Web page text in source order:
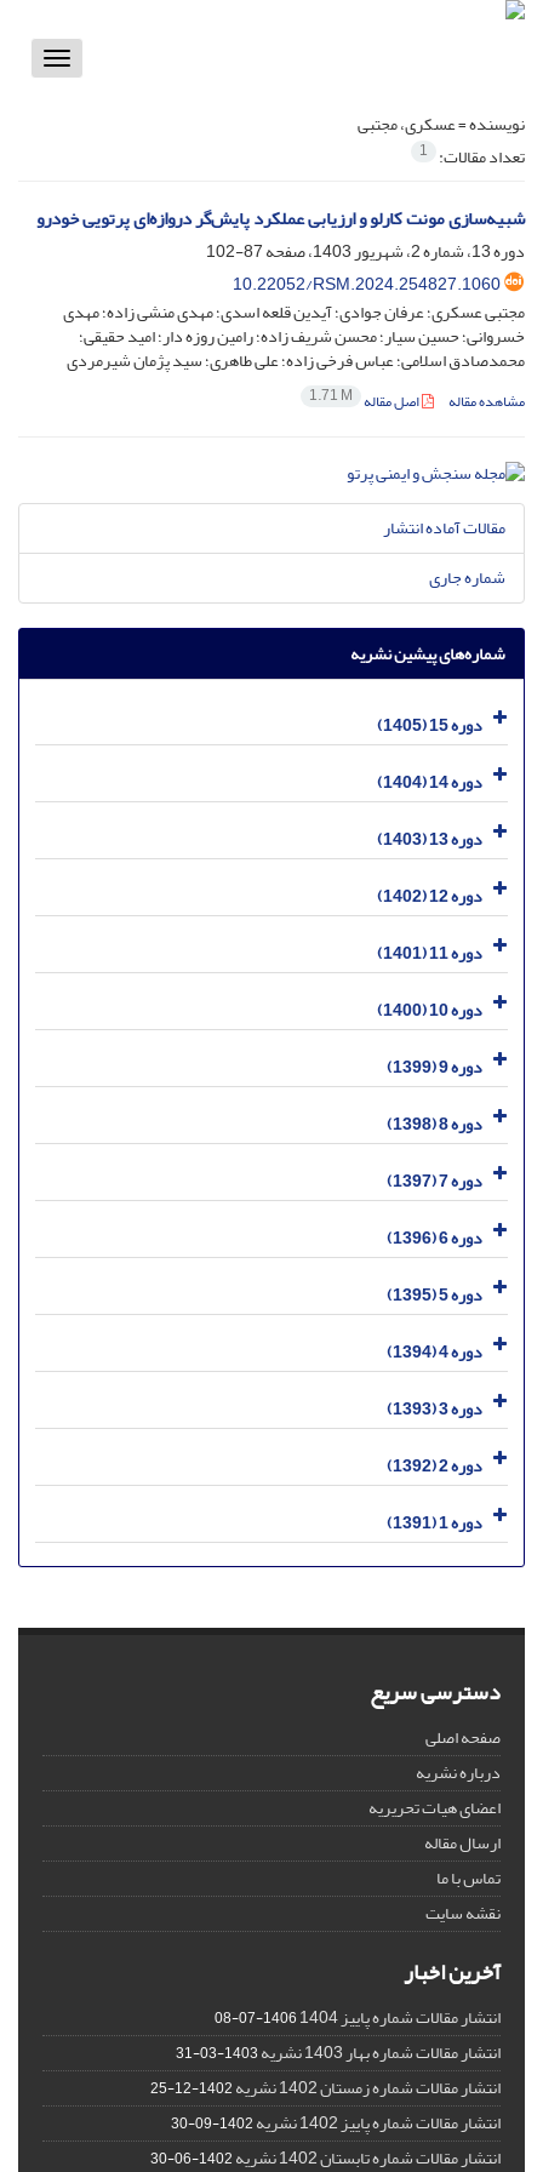
Toggle
نویسنده =عسکری، مجتبی
تعداد مقالات: 1
شبیه‌سازی مونت کارلو و ارزیابی عملکرد پایش‌گر دروازه‌ای پرتویی خودرو
دوره 13، شماره 2، شهریور 1403، صفحه
87-102
10.22052/RSM.2024.254827.1060
مجتبی عسکری؛ عرفان جوادی؛ آیدین قلعه اسدی؛ مهدی منشی زاده؛ مهدی
خسروانی؛ حسین سیار؛ محسن شریف زاده؛ رامین روزه دار؛ امید حقیقی؛
محمدصادق اسلامی؛ عباس فرخی زاده؛ علی طاهری؛ سید پژمان شیرمردی
مشاهده مقاله اصل مقاله 1.71 M
مقالات آماده انتشار
شماره جاری
شماره‌های پیشین نشریه
دوره 15 (1405)
دوره 14 (1404)
دوره 13 (1403)
دوره 12 (1402)
دوره 11 (1401)
دوره 10 (1400)
دوره 9 (1399)
دوره 8 (1398)
دوره 7 (1397)
دوره 6 (1396)
دوره 5 (1395)
دوره 4 (1394)
دوره 3 (1393)
دوره 2 (1392)
دوره 1 (1391)
دسترسی سریع
صفحه اصلی
درباره نشریه
اعضای هیات تحریریه
ارسال مقاله
تماس با ما
نقشه سایت
آخرین اخبار
انتشار مقالات شماره پاییز 1404 1406-07-08
انتشار مقالات شماره بهار 1403 نشریه 1403-03-31
انتشار مقالات شماره زمستان 1402 نشریه 1402-12-25
انتشار مقالات شماره پاییز 1402 نشریه 1402-09-30
انتشار مقالات شماره تابستان 1402 نشریه 1402-06-30